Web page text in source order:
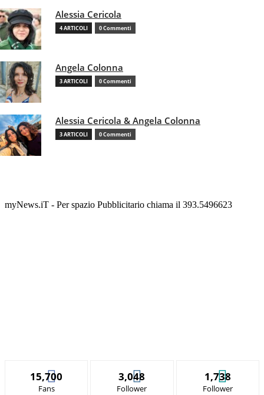
Alessia Cericola
4 ARTICOLI 0 Commenti
Angela Colonna
3 ARTICOLI 0 Commenti
Alessia Cericola & Angela Colonna
3 ARTICOLI 0 Commenti
myNews.iT - Per spazio Pubblicitario chiama il 393.5496623
15,700
Fans
3,048
Follower
1,738
Follower